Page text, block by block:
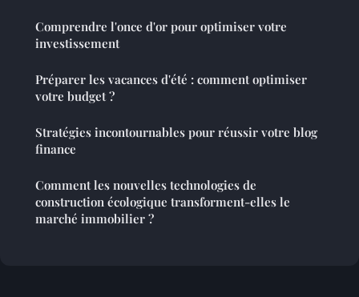
Comprendre l'once d'or pour optimiser votre
investissement
Préparer les vacances d'été : comment optimiser
votre budget ?
Stratégies incontournables pour réussir votre blog
finance
Comment les nouvelles technologies de
construction écologique transforment-elles le
marché immobilier ?